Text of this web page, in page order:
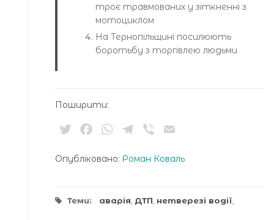
троє травмованих у зіткненні з
мотоциклом
На Тернопільщині посилюють
боротьбу з торгівлею людьми
Поширити:
TwitterFacebookWhatsApp
Telegram
Viber
Опубліковано: Роман Коваль
Теми: аварія ДТП нетверезі водії